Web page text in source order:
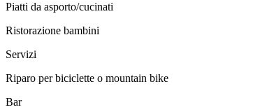
Piatti da asporto/cucinati
Ristorazione bambini
Servizi
Riparo per biciclette o mountain bike
Bar